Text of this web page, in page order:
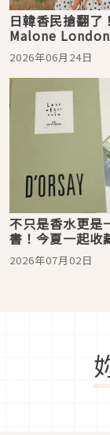
日韓香民搶翻了
Malone
田園系列上市，
香水可愛到一聞
2026年06月24日
不只是香水更是
書！今夏一起收
最浪漫小眾香
D'ORSAY」：全
2026年07月02日